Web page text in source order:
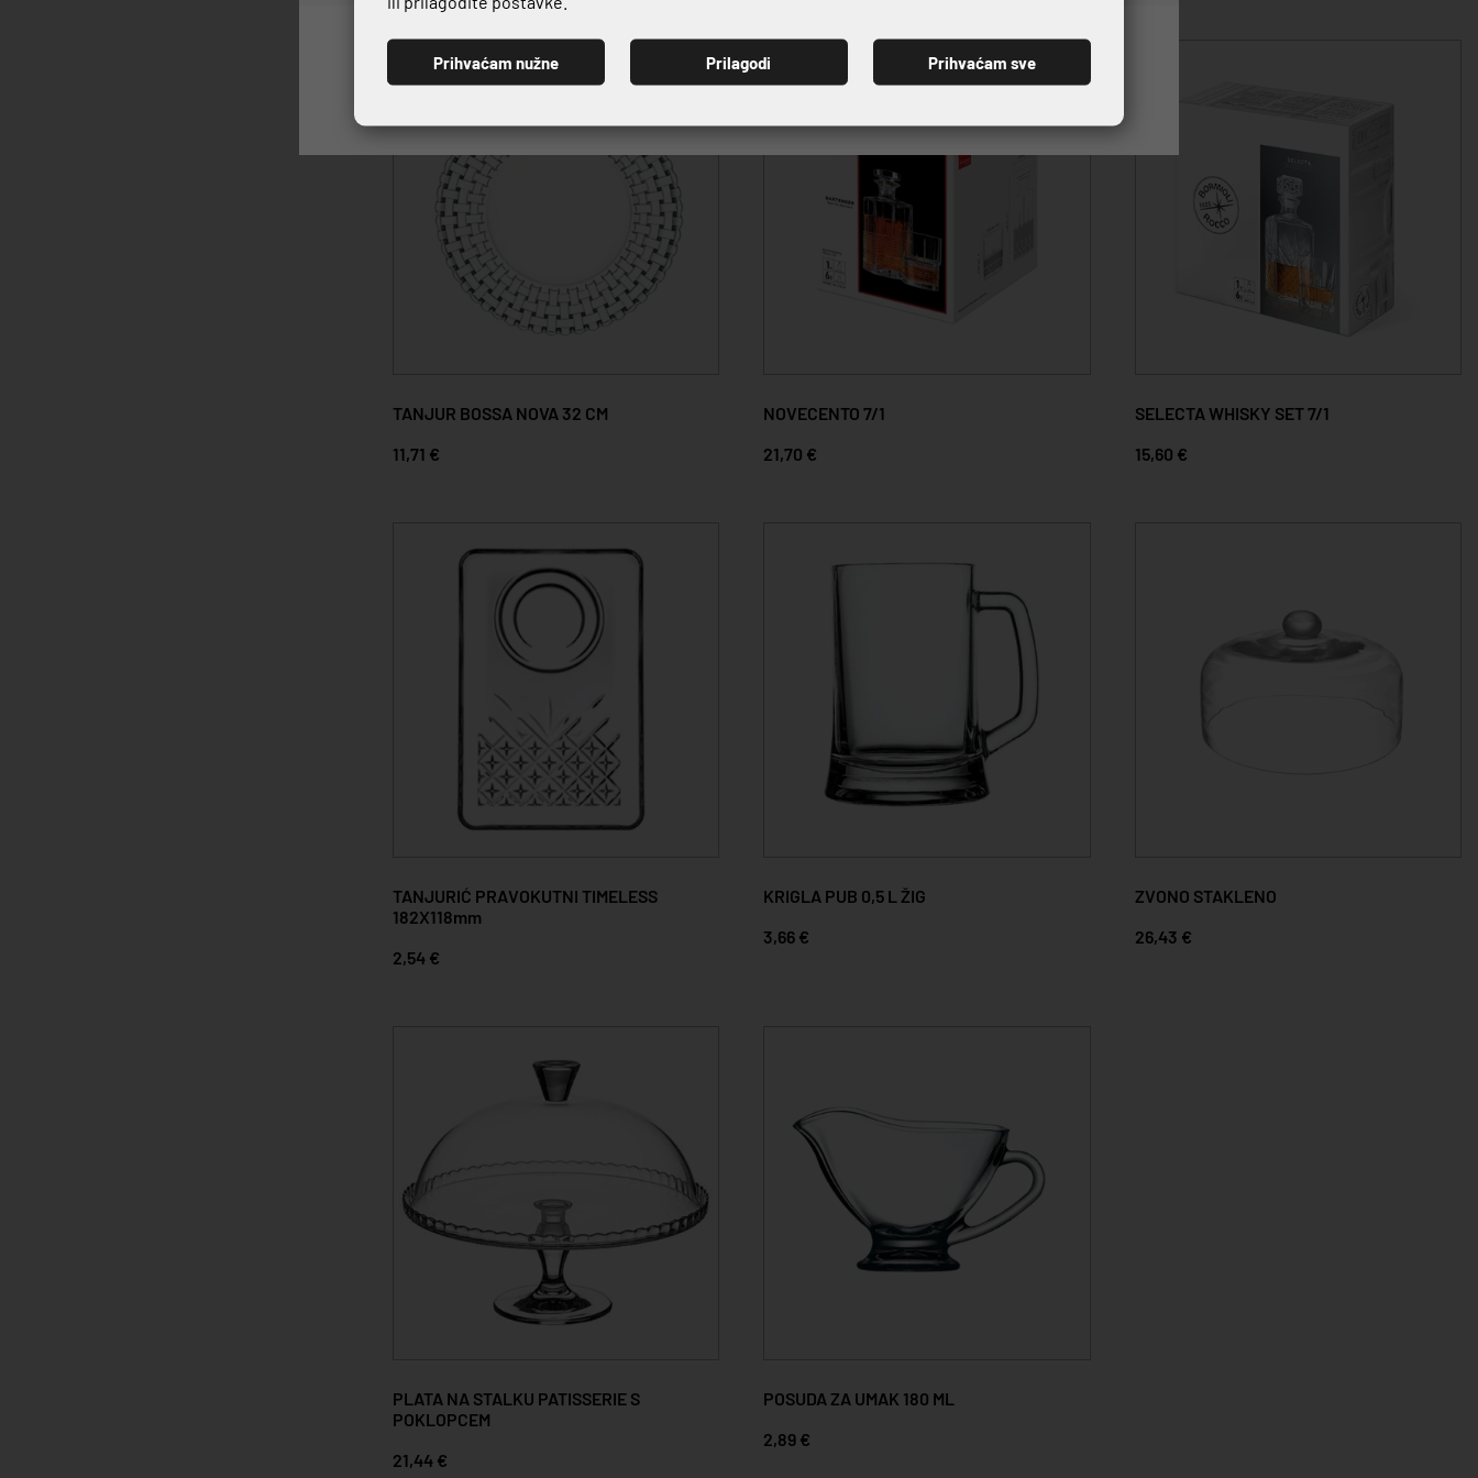
TANJUR BOSSA NOVA 32 CM
11,71 €
NOVECENTO 7/1
21,70 €
SELECTA WHISKY SET 7/1
15,60 €
TANJURIĆ PRAVOKUTNI TIMELESS
182X118mm
2,54 €
KRIGLA PUB 0,5 L ŽIG
3,66 €
ZVONO STAKLENO
26,43 €
PLATA NA STALKU PATISSERIE S
POKLOPCEM
21,44 €
POSUDA ZA UMAK 180 ML
2,89 €
PRIJAVI SE
Prihvaćam nužne Prilagodi Prihvaćam sve